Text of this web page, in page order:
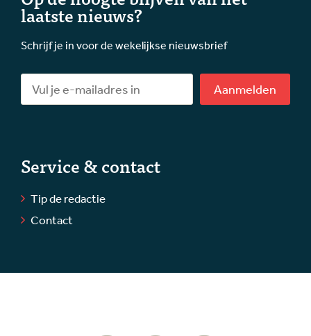
laatste nieuws?
Schrijf je in voor de wekelijkse nieuwsbrief
Aanmelden
Service & contact
Tip de redactie
Contact